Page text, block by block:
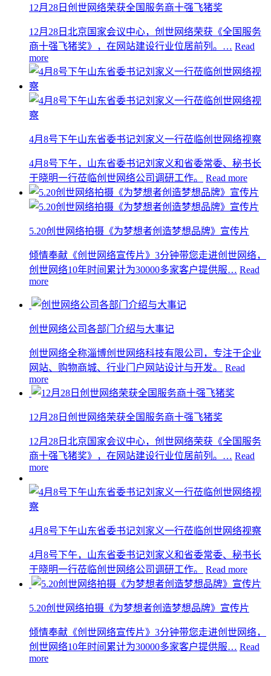
12月28日创世网络荣获全国服务商十强飞猪奖
12月28日北京国家会议中心，创世网络荣获《全国服务
商十强飞猪奖》，在网站建设行业位居前列。… Read
more
4月8号下午山东省委书记刘家义一行莅临创世网络视察
4月8号下午，山东省委书记刘家义和省委常委、秘书长
于晓明一行莅临创世网络公司调研工作。
Read more
5.20创世网络拍摄《为梦想者创造梦想品牌》宣传片
倾情奉献《创世网络宣传片》3分钟带您走进创世网络，
创世网络10年时间累计为30000多家客户提供服… Read
more
创世网络公司各部门介绍与大事记
创世网络全称淄博创世网络科技有限公司，专注于企业
网站、购物商城、行业门户网站设计与开发。
Read
more
12月28日创世网络荣获全国服务商十强飞猪奖
12月28日北京国家会议中心，创世网络荣获《全国服务
商十强飞猪奖》，在网站建设行业位居前列。… Read
more
4月8号下午山东省委书记刘家义一行莅临创世网络视察
4月8号下午，山东省委书记刘家义和省委常委、秘书长
于晓明一行莅临创世网络公司调研工作。
Read more
5.20创世网络拍摄《为梦想者创造梦想品牌》宣传片
倾情奉献《创世网络宣传片》3分钟带您走进创世网络，
创世网络10年时间累计为30000多家客户提供服… Read
more